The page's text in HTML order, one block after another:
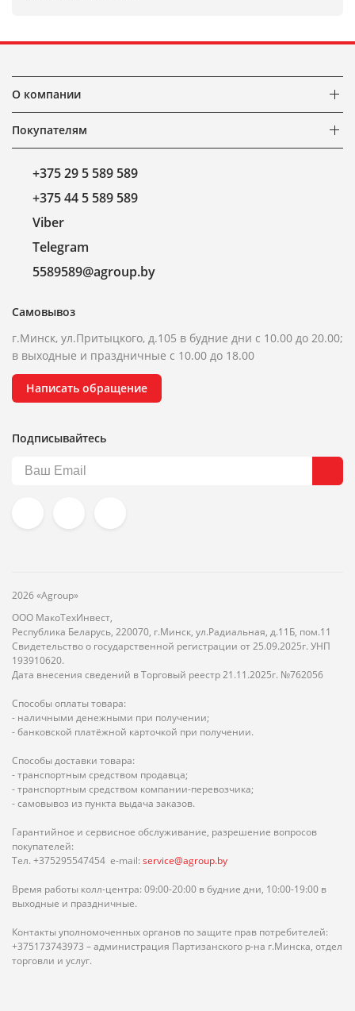
О компании
Покупателям
+375 29 5 589 589
+375 44 5 589 589
Viber
Telegram
5589589@agroup.by
Самовывоз
г.Минск, ул.Притыцкого, д.105 в будние дни с 10.00 до 20.00;
в выходные и праздничные с 10.00 до 18.00
Написать обращение
Подписывайтесь
2026 «Agroup»
ООО МакоТехИнвест,
Республика Беларусь, 220070, г.Минск, ул.Радиальная, д.11Б, пом.11
Свидетельство о государственной регистрации от 25.09.2025г. УНП
193910620.
Дата внесения сведений в Торговый реестр 21.11.2025г. №762056
Способы оплаты товара:
- наличными денежными при получении;
- банковской платёжной карточкой при получении.
Способы доставки товара:
- транспортным средством продавца;
- транспортным средством компании-перевозчика;
- самовывоз из пункта выдача заказов.
Гарантийное и сервисное обслуживание, разрешение вопросов
покупателей:
Тел. +375295547454 e-mail: service@agroup.by
Время работы колл-центра: 09:00-20:00 в будние дни, 10:00-19:00 в
выходные и праздничные.
Контакты уполномоченных органов по защите прав потребителей:
+375173743973 – администрация Партизанского р-на г.Минска, отдел
торговли и услуг.